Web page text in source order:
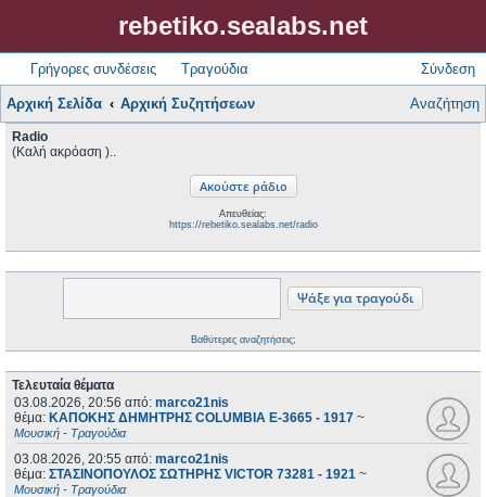
rebetiko.sealabs.net
Γρήγορες συνδέσεις Τραγούδια Σύνδεση
Αρχική Σελίδα Αρχική Συζητήσεων Αναζήτηση
Radio
(Καλή ακρόαση )..
Απευθείας:
https://rebetiko.sealabs.net/radio
Βαθύτερες αναζητήσεις;
Τελευταία θέματα
03.08.2026, 20:56 από: marco21nis
θέμα: ΚΑΠΟΚΗΣ ΔΗΜΗΤΡΗΣ COLUMBIA E-3665 - 1917 ~
Μουσική - Τραγούδια
03.08.2026, 20:55 από: marco21nis
θέμα: ΣΤΑΣΙΝΟΠΟΥΛΟΣ ΣΩΤΗΡΗΣ VICTOR 73281 - 1921 ~
Μουσική - Τραγούδια